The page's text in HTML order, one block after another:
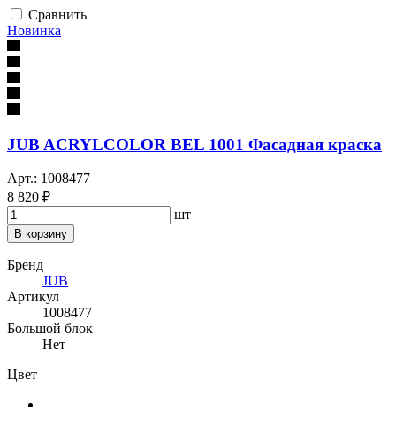
Сравнить
Новинка
JUB ACRYLCOLOR BEL 1001 Фасадная краска
Арт.: 1008477
8 820 ₽
шт
В корзину
Бренд
JUB
Артикул
1008477
Большой блок
Нет
Цвет